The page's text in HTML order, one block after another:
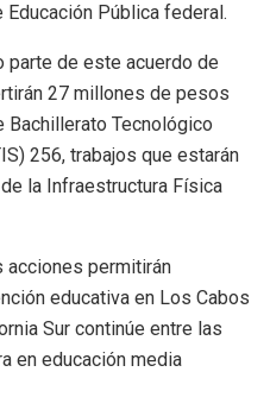
Pública federal.
parte de este acuerdo de
27 millones de pesos
Bachillerato Tecnológico
256, trabajos que estarán
la Infraestructura Física
acciones permitirán
educativa en Los Cabos
Sur continúe entre las
en educación media